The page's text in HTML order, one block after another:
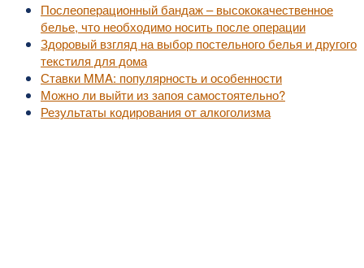
Послеоперационный бандаж – высококачественное
белье, что необходимо носить после операции
Здоровый взгляд на выбор постельного белья и другого
текстиля для дома
Ставки MMA: популярность и особенности
Можно ли выйти из запоя самостоятельно?
Результаты кодирования от алкоголизма